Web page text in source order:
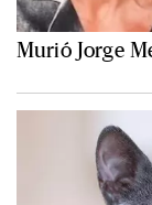
Murió Jorge